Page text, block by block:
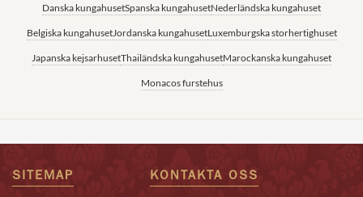
Danska kungahusetSpanska kungahusetNederländska kungahuset
Belgiska kungahusetJordanska kungahusetLuxemburgska storhertighuset
Japanska kejsarhusetThailändska kungahusetMarockanska kungahuset
Monacos furstehus
SITEMAP KONTAKTA OSS